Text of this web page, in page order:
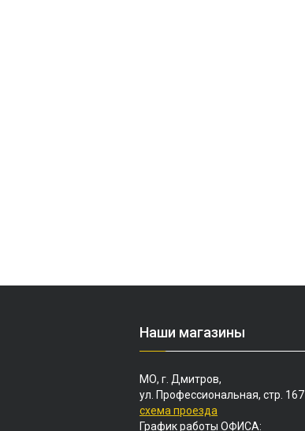
Наши магазины
МО, г. Дмитров,
ул. Профессиональная, стр. 167
схема проезда
График работы ОФИСА: